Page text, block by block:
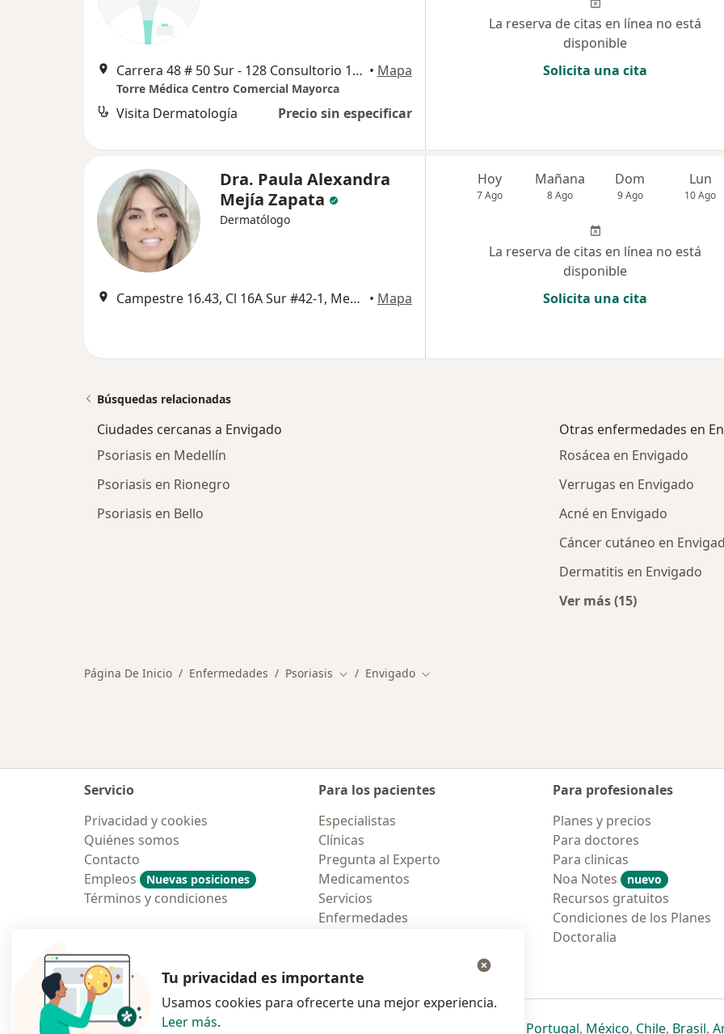
Carrera 48 # 50 Sur - 128 Consultorio 1110-1112, Sabaneta • Mapa
Torre Médica Centro Comercial Mayorca
Visita Dermatología Precio sin especificar
La reserva de citas en línea no está
disponible
Solicita una cita
Dra. Paula Alexandra
Mejía Zapata
Dermatólogo
Campestre 16.43, Cl 16A Sur #42-1, Medellín • Mapa
Hoy
7 Ago
Mañana
8 Ago
Dom
9 Ago
Lun
10 Ago
La reserva de citas en línea no está
disponible
Solicita una cita
Búsquedas relacionadas
Ciudades cercanas a Envigado
Psoriasis en Medellín
Psoriasis en Rionegro
Psoriasis en Bello
Otras enfermedades en
Rosácea en Envigado
Verrugas en Envigado
Acné en Envigado
Cáncer cutáneo en
Dermatitis en Envigado
Ver más (15)
Página De Inicio Enfermedades Psoriasis Cambiar de ciudad
Envigado Cambiar de ciudad
Servicio
Privacidad y cookies
Quiénes somos
Contacto
Empleos
Nuevas posiciones
Términos y condiciones
Para los pacientes
Especialistas
Clínicas
Pregunta al Experto
Medicamentos
Servicios
Enfermedades
Para profesionales
Planes y precios
Para doctores
Para clinicas
Noa Notes
nuevo
Recursos gratuitos
Condiciones de los Planes
Doctoralia
Polska se abre en una nueva pestaña
se abre en una nueva pestaña
se abre en una nueva pestaña
se abre en una nueva pestaña
Portugalse abre en una nueva
, Méxicose abre en una
, Chilese abre
, Brasilse
,
Tu privacidad es importante
Usamos cookies para ofrecerte una mejor experiencia.
Leer más.